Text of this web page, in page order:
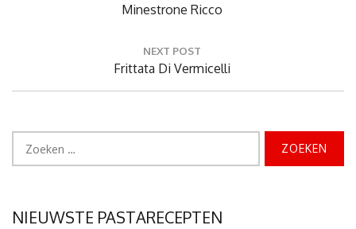
Previous
Minestrone Ricco
NEXT POST
Next
Post:
Frittata Di Vermicelli
NIEUWSTE PASTARECEPTEN